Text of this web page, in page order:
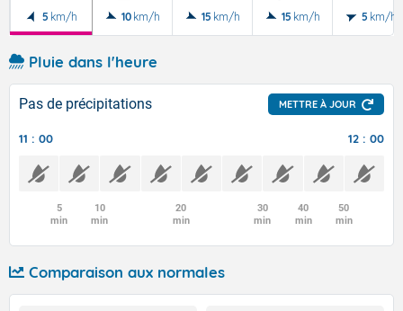
5 km/h 10 km/h 15 km/h 15 km/h 5 km/h
Pluie dans l'heure
Pas de précipitations METTRE À JOUR
11 : 00 12 : 00
5
min
10
min
20
min
30
min
40
min
50
min
Comparaison aux normales